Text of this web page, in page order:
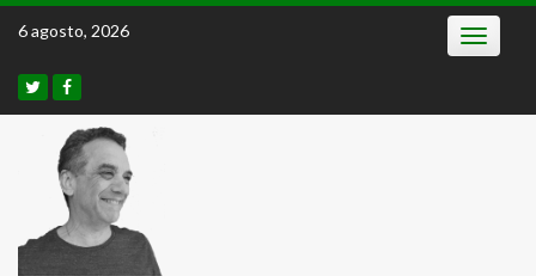
Skip
6 agosto, 2026 Toggle